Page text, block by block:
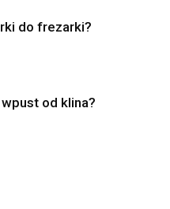
do frezarki?
od klina?